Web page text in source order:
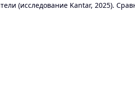
(исследование Kantar, 2025).